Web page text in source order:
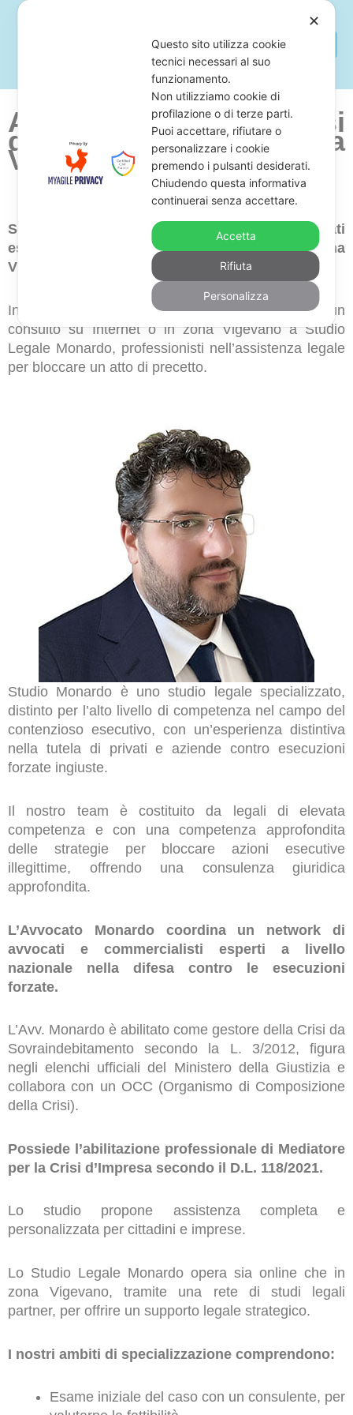
Avvocato Per Difendersi
da Atti Di Precetto a
Vigevano
Sei alla ricerca di uno studio legale di avvocati
esperti in difesa contro atti di precetto in zona
Vigevano?
In questo caso, ti proponiamo di richiedere un
consulto su Internet o in zona Vigevano a Studio
Legale Monardo, professionisti nell’assistenza legale
per bloccare un atto di precetto.
Studio Monardo è uno studio legale specializzato,
distinto per l’alto livello di competenza nel campo del
contenzioso esecutivo, con un’esperienza distintiva
nella tutela di privati e aziende contro esecuzioni
forzate ingiuste.
Il nostro team è costituito da legali di elevata
competenza e con una competenza approfondita
delle strategie per bloccare azioni esecutive
illegittime, offrendo una consulenza giuridica
approfondita.
L’Avvocato Monardo coordina un network di
avvocati e commercialisti esperti a livello
nazionale nella difesa contro le esecuzioni
forzate.
L’Avv. Monardo è abilitato come gestore della Crisi da
Sovraindebitamento secondo la L. 3/2012, figura
negli elenchi ufficiali del Ministero della Giustizia e
collabora con un OCC (Organismo di Composizione
della Crisi).
Possiede l’abilitazione professionale di Mediatore
per la Crisi d’Impresa secondo il D.L. 118/2021.
Lo studio propone assistenza completa e
personalizzata per cittadini e imprese.
Lo Studio Legale Monardo opera sia online che in
zona Vigevano, tramite una rete di studi legali
partner, per offrire un supporto legale strategico.
I nostri ambiti di specializzazione comprendono:
Esame iniziale del caso con un consulente, per
✕
Questo sito utilizza cookie
tecnici necessari al suo
funzionamento.
Non utilizziamo cookie di
profilazione o di terze parti.
Puoi accettare, rifiutare o
personalizzare i cookie
premendo i pulsanti desiderati.
Chiudendo questa informativa
continuerai senza accettare.
Accetta
Rifiuta
Personalizza